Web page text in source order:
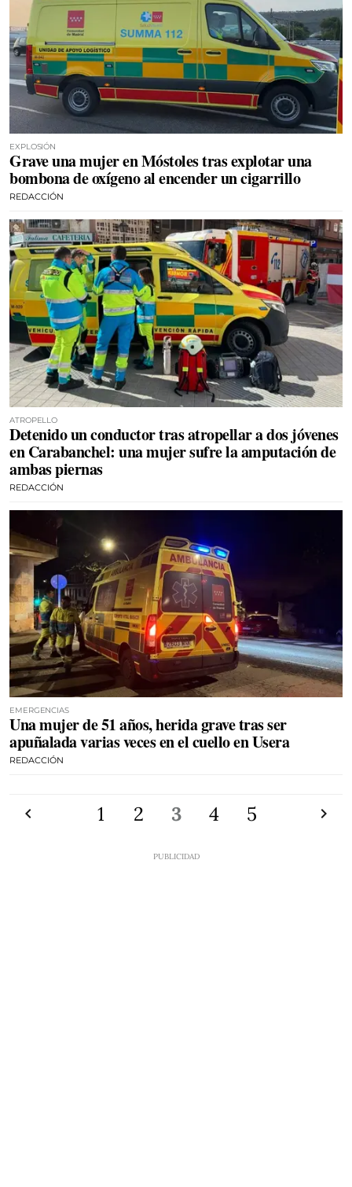
EXPLOSIÓN
Grave una mujer en Móstoles tras explotar una
bombona de oxígeno al encender un cigarrillo
REDACCIÓN
ATROPELLO
Detenido un conductor tras atropellar a dos jóvenes
en Carabanchel: una mujer sufre la amputación de
ambas piernas
REDACCIÓN
EMERGENCIAS
Una mujer de 51 años, herida grave tras ser
apuñalada varias veces en el cuello en Usera
REDACCIÓN
1 2 3 4 5